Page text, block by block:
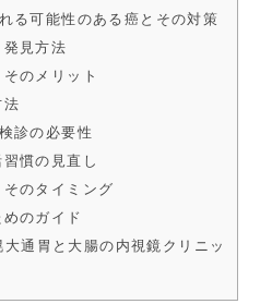
る可能性のある癌とその対策
見方法
のメリット
診の必要性
慣の見直し
のタイミング
のガイド
通胃と大腸の内視鏡クリニッ